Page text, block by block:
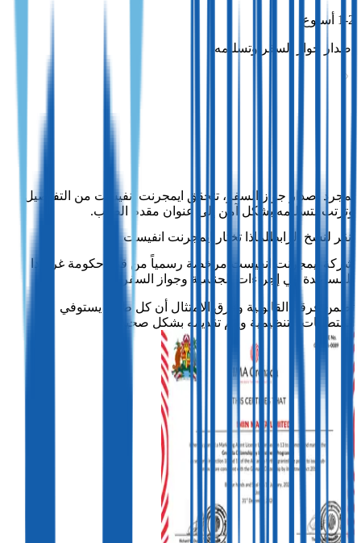
1-2 أسبوع
إصدار جواز السفر وتسليمه
بمجرد إصدار جواز السفر، تتحقق ايمجرنت انفيست من التفاصيل
وترتب لتسليمه بشكل آمن إلى عنوان مقدم الطلب.
بمجرد إصدار جواز السفر، تتحقق ايمجرنت انفيست من التفاصيل
وترتب لتسليمه بشكل آمن إلى عنوان مقدم الطلب.
لماذا تختار ايمجرنت انفيست
شركة ايمجرنت انفيست مرخصة رسمياً من قبل حكومة غرينادا
للمساعدة في إجراءات الجنسية وجواز السفر.
تضمن فرقنا القانونية وفرق الامتثال أن كل طلب يستوفي
المتطلبات التنظيمية ويتم تقديمه بشكل صحيح.